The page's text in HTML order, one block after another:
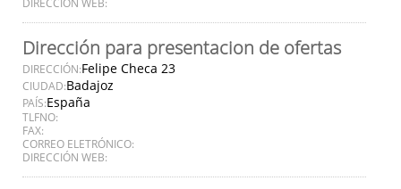
Dirección para presentacion de ofertas
DIRECCIÓN:Felipe Checa 23
CIUDAD:Badajoz
PAÍS:España
TLFNO:
FAX:
CORREO ELETRÓNICO:
DIRECCIÓN WEB: